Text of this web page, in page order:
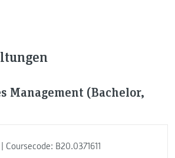
Management (Bachelor,
B20.0371611